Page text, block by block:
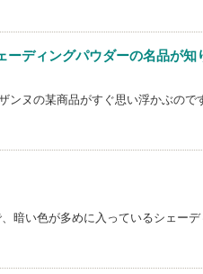
ーディングパウダーの名品が知
ンヌの某商品がすぐ思い浮かぶの
暗い色が多めに入っているシェー